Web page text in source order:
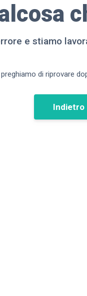
e stiamo
di riprovare
Indietro